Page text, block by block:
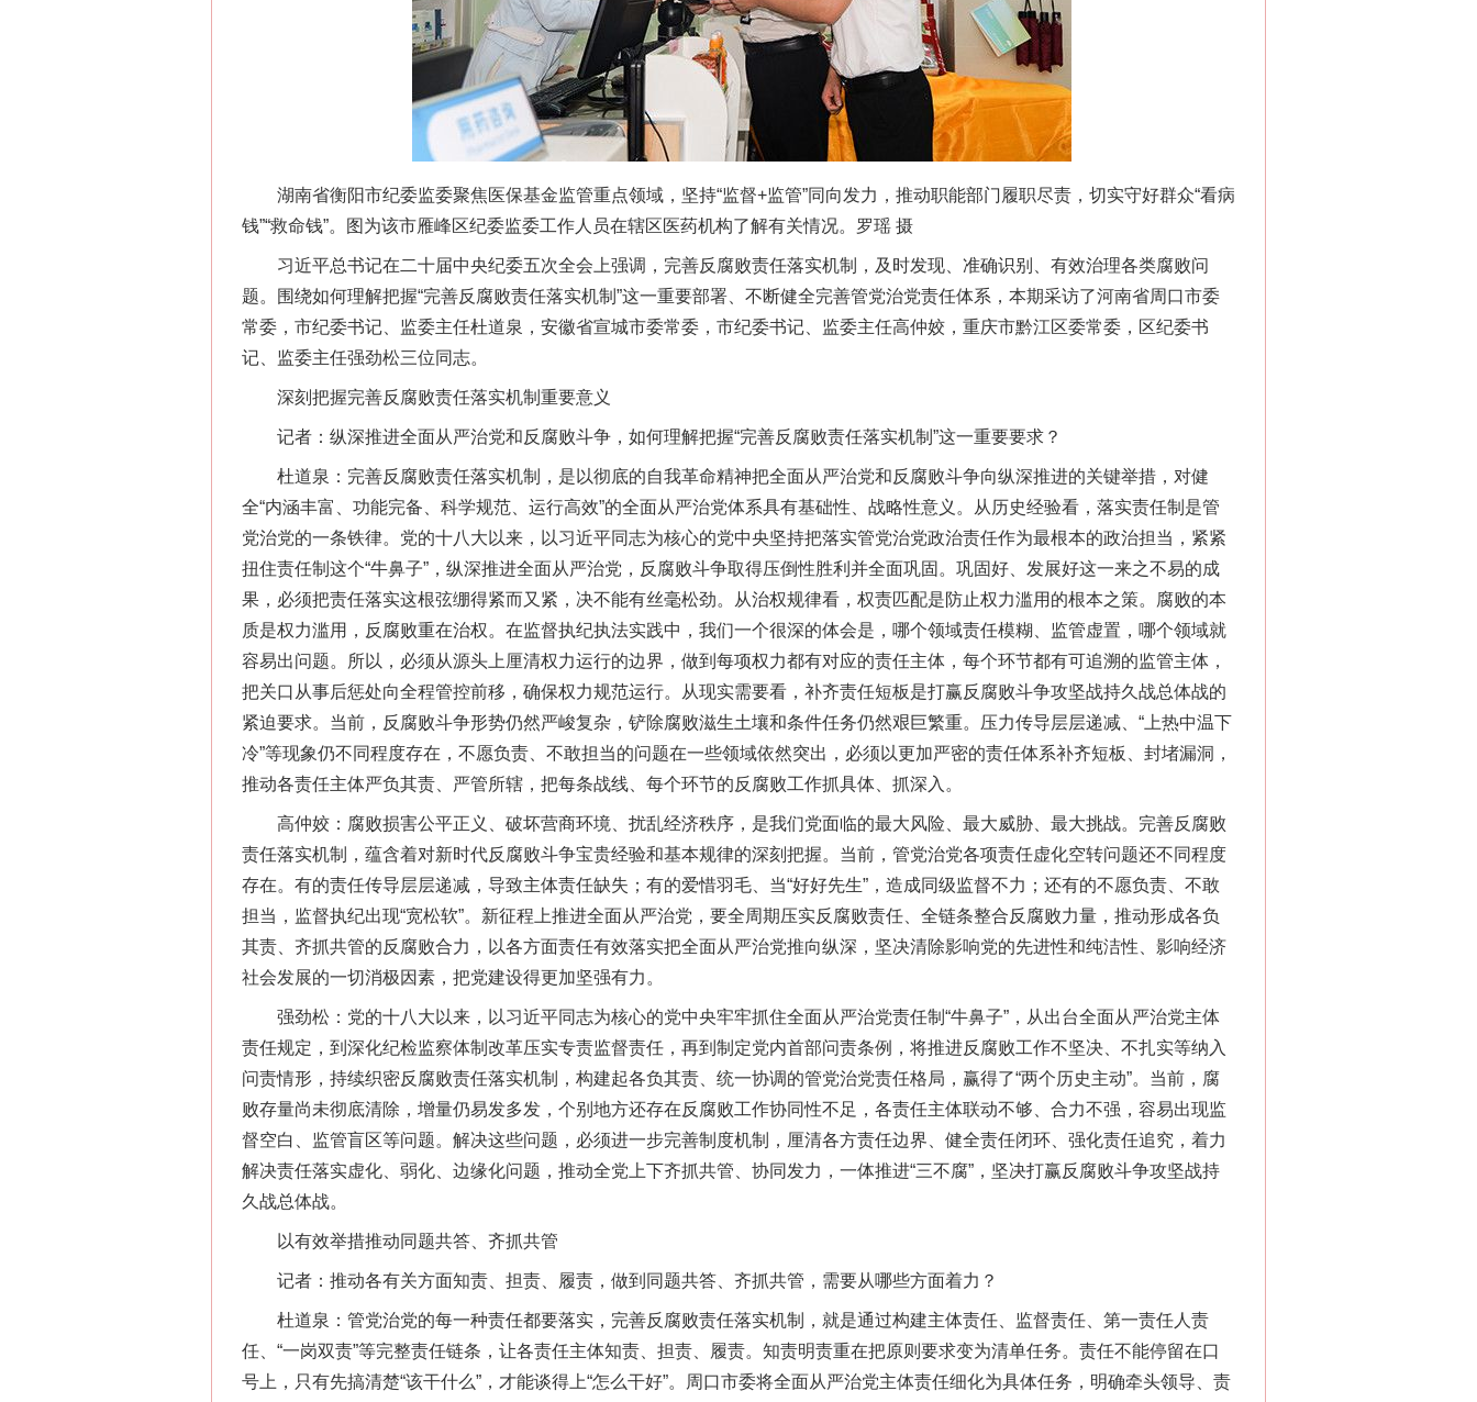
湖南省衡阳市纪委监委聚焦医保基金监管重点领域，坚持“监督+监管”同向发力，推动职能部门履职尽责，切实守好群众“看病
钱”“救命钱”。图为该市雁峰区纪委监委工作人员在辖区医药机构了解有关情况。罗瑶 摄
习近平总书记在二十届中央纪委五次全会上强调，完善反腐败责任落实机制，及时发现、准确识别、有效治理各类腐败问
题。围绕如何理解把握“完善反腐败责任落实机制”这一重要部署、不断健全完善管党治党责任体系，本期采访了河南省周口市委
常委，市纪委书记、监委主任杜道泉，安徽省宣城市委常委，市纪委书记、监委主任高仲姣，重庆市黔江区委常委，区纪委书
记、监委主任强劲松三位同志。
深刻把握完善反腐败责任落实机制重要意义
记者：纵深推进全面从严治党和反腐败斗争，如何理解把握“完善反腐败责任落实机制”这一重要要求？
杜道泉：完善反腐败责任落实机制，是以彻底的自我革命精神把全面从严治党和反腐败斗争向纵深推进的关键举措，对健
全“内涵丰富、功能完备、科学规范、运行高效”的全面从严治党体系具有基础性、战略性意义。从历史经验看，落实责任制是管
党治党的一条铁律。党的十八大以来，以习近平同志为核心的党中央坚持把落实管党治党政治责任作为最根本的政治担当，紧紧
扭住责任制这个“牛鼻子”，纵深推进全面从严治党，反腐败斗争取得压倒性胜利并全面巩固。巩固好、发展好这一来之不易的成
果，必须把责任落实这根弦绷得紧而又紧，决不能有丝毫松劲。从治权规律看，权责匹配是防止权力滥用的根本之策。腐败的本
质是权力滥用，反腐败重在治权。在监督执纪执法实践中，我们一个很深的体会是，哪个领域责任模糊、监管虚置，哪个领域就
容易出问题。所以，必须从源头上厘清权力运行的边界，做到每项权力都有对应的责任主体，每个环节都有可追溯的监管主体，
把关口从事后惩处向全程管控前移，确保权力规范运行。从现实需要看，补齐责任短板是打赢反腐败斗争攻坚战持久战总体战的
紧迫要求。当前，反腐败斗争形势仍然严峻复杂，铲除腐败滋生土壤和条件任务仍然艰巨繁重。压力传导层层递减、“上热中温下
冷”等现象仍不同程度存在，不愿负责、不敢担当的问题在一些领域依然突出，必须以更加严密的责任体系补齐短板、封堵漏洞，
推动各责任主体严负其责、严管所辖，把每条战线、每个环节的反腐败工作抓具体、抓深入。
高仲姣：腐败损害公平正义、破坏营商环境、扰乱经济秩序，是我们党面临的最大风险、最大威胁、最大挑战。完善反腐败
责任落实机制，蕴含着对新时代反腐败斗争宝贵经验和基本规律的深刻把握。当前，管党治党各项责任虚化空转问题还不同程度
存在。有的责任传导层层递减，导致主体责任缺失；有的爱惜羽毛、当“好好先生”，造成同级监督不力；还有的不愿负责、不敢
担当，监督执纪出现“宽松软”。新征程上推进全面从严治党，要全周期压实反腐败责任、全链条整合反腐败力量，推动形成各负
其责、齐抓共管的反腐败合力，以各方面责任有效落实把全面从严治党推向纵深，坚决清除影响党的先进性和纯洁性、影响经济
社会发展的一切消极因素，把党建设得更加坚强有力。
强劲松：党的十八大以来，以习近平同志为核心的党中央牢牢抓住全面从严治党责任制“牛鼻子”，从出台全面从严治党主体
责任规定，到深化纪检监察体制改革压实专责监督责任，再到制定党内首部问责条例，将推进反腐败工作不坚决、不扎实等纳入
问责情形，持续织密反腐败责任落实机制，构建起各负其责、统一协调的管党治党责任格局，赢得了“两个历史主动”。当前，腐
败存量尚未彻底清除，增量仍易发多发，个别地方还存在反腐败工作协同性不足，各责任主体联动不够、合力不强，容易出现监
督空白、监管盲区等问题。解决这些问题，必须进一步完善制度机制，厘清各方责任边界、健全责任闭环、强化责任追究，着力
解决责任落实虚化、弱化、边缘化问题，推动全党上下齐抓共管、协同发力，一体推进“三不腐”，坚决打赢反腐败斗争攻坚战持
久战总体战。
以有效举措推动同题共答、齐抓共管
记者：推动各有关方面知责、担责、履责，做到同题共答、齐抓共管，需要从哪些方面着力？
杜道泉：管党治党的每一种责任都要落实，完善反腐败责任落实机制，就是通过构建主体责任、监督责任、第一责任人责
任、“一岗双责”等完整责任链条，让各责任主体知责、担责、履责。知责明责重在把原则要求变为清单任务。责任不能停留在口
号上，只有先搞清楚“该干什么”，才能谈得上“怎么干好”。周口市委将全面从严治党主体责任细化为具体任务，明确牵头领导、责